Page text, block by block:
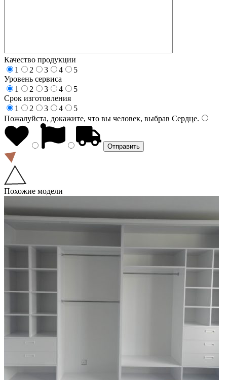
Качество продукции
1
2 3 4
5
Уровень сервиса
1
2 3 4
5
Срок изготовления
1
2 3 4
5
Пожалуйста, докажите, что вы человек, выбрав Сердце.
Похожие модели